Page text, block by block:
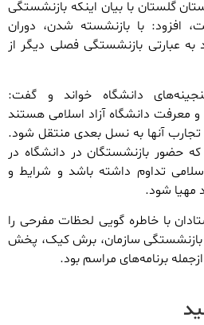
گلستان با بیان اینکه بازنشستگی
افزود: با بازنشسته شدن، دوران
عبارتی بازنشستگی فصلی دیگر از
دانشگاه خواند و گفت:
معرفت دانشگاه آزاد اسلامی هستند
تجارب آنها به نسل بعدی منتقل شود.
حضور بازنشستگان در دانشگاه در
اسلامی تداوم داشته باشد و شرایط و
مهیا شود.
با خاطره گویی لحظات مفرحی را
بازنشستگی سازمان، برش کیک، پخش
برنامه‌های مراسم بود.